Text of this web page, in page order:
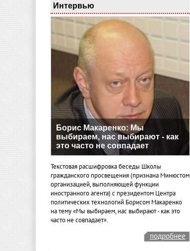
Интервью
Борис Макаренко: Мы
выбираем, нас выбирают - как
это часто не совпадает
Текстовая расшифровка беседы Школы
гражданского просвещения (признана Минюстом
организацией, выполняющей функции
иностранного агента) с президентом Центра
политических технологий Борисом Макаренко
на тему «Мы выбираем, нас выбирают - как это
часто не совпадает».
подробнее